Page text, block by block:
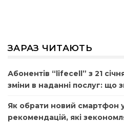
ЗАРАЗ ЧИТАЮТЬ
Абонентів “lifecell” з 21
зміни в наданні послуг: що
Як обрати новий смартфон
рекомендацій, які